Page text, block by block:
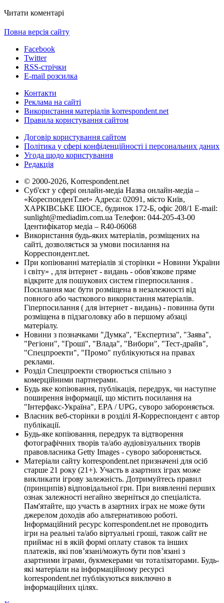
Читати коментарі
Повна версія сайту
Facebook
Twitter
RSS-стрічки
E-mail розсилка
Контакти
Реклама на сайті
Використання матеріалів korrespondent.net
Правила користування сайтом
Договір користування сайтом
Політика у сфері конфіденційності і персональних даних
Угода щодо користування
Редакція
© 2000-2026, Korrespondent.net
Суб'єкт у сфері онлайн-медіа Назва онлайн-медіа –
«КореспонденТ.net» Адреса: 02091, місто Київ,
ХАРКІВСЬКЕ ШОСЕ, будинок 172-Б, офіс 208/1 E-mail:
sunlight@mediadim.com.ua Телефон: 044-205-43-00
Ідентифікатор медіа – R40-06068
Використання будь-яких матеріалів, розміщених на
сайті, дозволяється за умови посилання на
Корреспондент.net.
При копіюванні матеріалів зі сторінки « Новини України
і світу» , для інтернет - видань - обов'язкове пряме
відкрите для пошукових систем гіперпосилання .
Посилання має бути розміщена в незалежності від
повного або часткового використання матеріалів.
Гіперпосилання ( для інтернет - видань) - повинна бути
розміщена в підзаголовку або в першому абзаці
матеріалу.
Новини з позначками "Думка", "Експертиза", "Заява",
"Регіони", "Гроші", "Влада", "Вибори", "Тест-драйв",
"Спецпроекти", "Промо" публікуються на правах
реклами.
Розділ Спецпроекти створюється спільно з
комерційними партнерами.
Будь яке копіювання, публікація, передрук, чи наступне
поширення інформації, що містить посилання на
"Інтерфакс-Україна", EPA / UPG, суворо забороняється.
Власник веб-сторінки в розділі Я-Корреспондент є автор
публікації.
Будь-яке копіювання, передрук та відтворення
фотографічних творів та/або аудіовізуальних творів
правовласника Getty Images - суворо забороняється.
Матеріали сайту korrespondent.net призначені для осіб
старше 21 року (21+). Участь в азартних іграх може
викликати ігрову залежність. Дотримуйтесь правил
(принципів) відповідальної гри. При виявленні перших
ознак залежності негайно зверніться до спеціаліста.
Пам'ятайте, що участь в азартних іграх не може бути
джерелом доходів або альтернативою роботі.
Інформаційний ресурс korrespondent.net не проводить
ігри на реальні та/або віртуальні гроші, також сайт не
приймає ні в якій формі оплату ставок та інших
платежів, які пов’язані/можуть бути пов’язані з
азартними іграми, букмекерами чи тоталізаторами. Будь-
які матеріали на інформаційному ресурсі
korrespondent.net публікуються виключно в
інформаційних цілях.